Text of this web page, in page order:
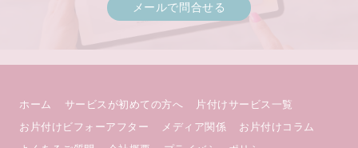
メールで問合せる
ホーム サービスが初めての方へ
片付けサービス一覧
お片付けビフォーアフター
メディア関係
お片付けコラム